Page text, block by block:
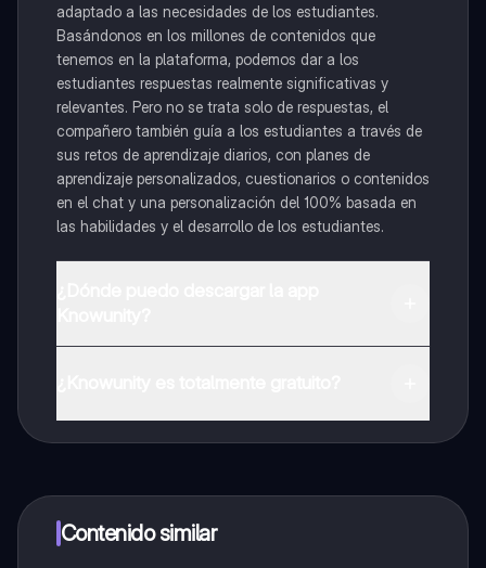
adaptado a las necesidades de los estudiantes.
Basándonos en los millones de contenidos que
tenemos en la plataforma, podemos dar a los
estudiantes respuestas realmente significativas y
relevantes. Pero no se trata solo de respuestas, el
compañero también guía a los estudiantes a través de
sus retos de aprendizaje diarios, con planes de
aprendizaje personalizados, cuestionarios o contenidos
en el chat y una personalización del 100% basada en
las habilidades y el desarrollo de los estudiantes.
a determinadas funciones.
Contenido similar